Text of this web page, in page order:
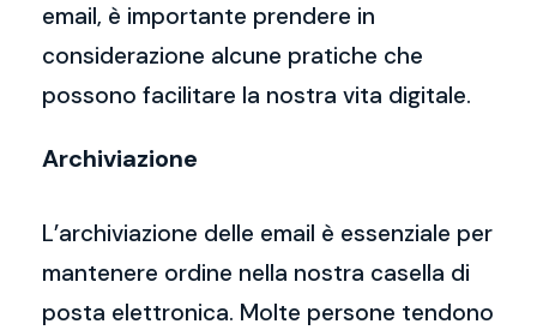
email, è importante prendere in
considerazione alcune pratiche che
possono facilitare la nostra vita digitale.
Archiviazione
L’archiviazione delle email è essenziale per
mantenere ordine nella nostra casella di
posta elettronica. Molte persone tendono